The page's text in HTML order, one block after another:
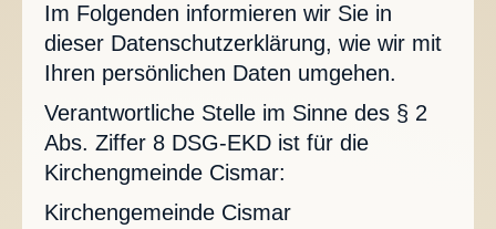
Im Folgenden informieren wir Sie in
dieser Datenschutzerklärung, wie wir mit
Ihren persönlichen Daten umgehen.
Verantwortliche Stelle im Sinne des § 2
Abs. Ziffer 8 DSG-EKD ist für die
Kirchengmeinde Cismar:
Kirchengemeinde Cismar